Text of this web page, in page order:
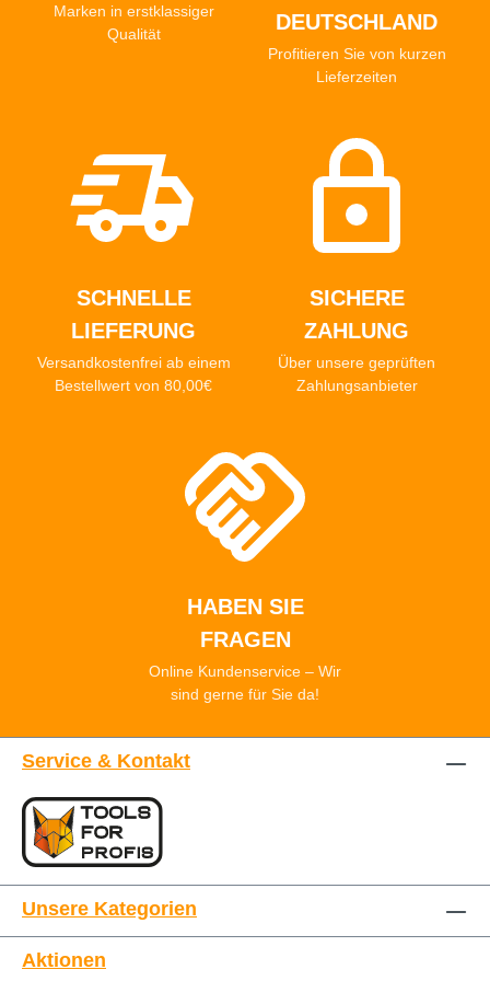
Marken in erstklassiger
Qualität
DEUTSCHLAND
Profitieren Sie von kurzen
Lieferzeiten
SCHNELLE
LIEFERUNG
Versandkostenfrei ab einem
Bestellwert von 80,00€
SICHERE
ZAHLUNG
Über unsere geprüften
Zahlungsanbieter
HABEN SIE
FRAGEN
Online Kundenservice – Wir
sind gerne für Sie da!
Service & Kontakt
Unsere Kategorien
Aktionen